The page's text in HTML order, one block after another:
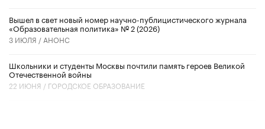
Вышел в свет новый номер научно-публицистического журнала
«Образовательная политика» № 2 (2026)
3 ИЮЛЯ / АНОНС
Школьники и студенты Москвы почтили память героев Великой
Отечественной войны
22 ИЮНЯ / ГОРОДСКОЕ ОБРАЗОВАНИЕ